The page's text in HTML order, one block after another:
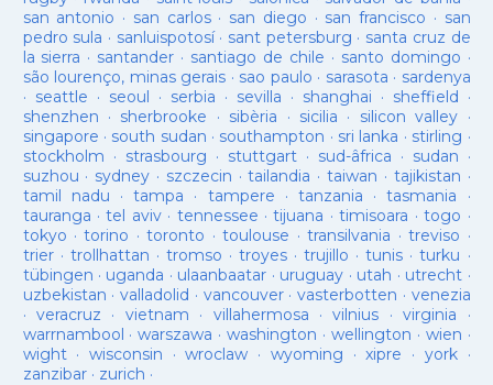
san antonio · san carlos· san diego · san francisco · san
pedro sula · sanluispotosí· sant petersburg · santa cruz de
la sierra · santander · santiago de chile · santo domingo ·
são lourenço, minas gerais · sao paulo · sarasota · sardenya
· seattle · seoul · serbia · sevilla · shanghai · sheffield ·
shenzhen · sherbrooke · sibèria · sicilia · silicon valley ·
singapore · south sudan · southampton · sri lanka · stirling ·
stockholm · strasbourg · stuttgart· sud-âfrica · sudan ·
suzhou · sydney · szczecin ·tailandia ·taiwan · tajikistan ·
tamil nadu ·tampa · tampere · tanzania ·tasmania ·
tauranga ·tel aviv· tennessee ·tijuana ·timisoara ·togo ·
tokyo ·torino ·toronto ·toulouse ·transilvania ·treviso ·
trier· trollhattan · tromso · troyes·trujillo ·tunis ·turku ·
tübingen · uganda · ulaanbaatar · uruguay · utah · utrecht ·
uzbekistan · valladolid · vancouver· vasterbotten · venezia
· veracruz · vietnam · villahermosa ·vilnius ·virginia ·
warrnambool ·warszawa ·washington · wellington · wien ·
wight· wisconsin ·wroclaw · wyoming ·xipre · york·
zanzibar· zurich ·